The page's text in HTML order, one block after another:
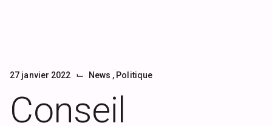
27 janvier 2022 ⌙ News , Politique
Conseil